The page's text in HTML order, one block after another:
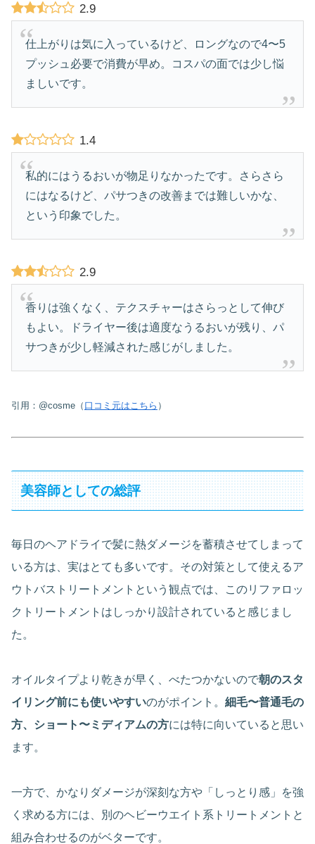
2.9
仕上がりは気に入っているけど、ロングなので4〜5
プッシュ必要で消費が早め。コスパの面では少し悩
ましいです。
1.4
私的にはうるおいが物足りなかったです。さらさら
にはなるけど、パサつきの改善までは難しいかな、
という印象でした。
2.9
香りは強くなく、テクスチャーはさらっとして伸び
もよい。ドライヤー後は適度なうるおいが残り、パ
サつきが少し軽減された感じがしました。
引用：@cosme（ 口コミ元はこちら ）
美容師としての総評
毎日のヘアドライで髪に熱ダメージを蓄積させてしまって
いる方は、実はとても多いです。その対策として使えるア
ウトバストリートメントという観点では、このリファロッ
クトリートメントはしっかり設計されていると感じまし
た。
オイルタイプより乾きが早く、べたつかないので朝のスタ
イリング前にも使いやすいのがポイント。 細毛〜普通毛の
方、ショート〜ミディアムの方には特に向いていると思い
ます。
一方で、かなりダメージが深刻な方や「しっとり感」を強
く求める方には、別のヘビーウエイト系トリートメントと
組み合わせるのがベターです。